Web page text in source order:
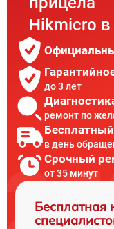
Hikmicro
до 3 лет
ремонт по
в день
Срочный
от 35 минут
Бесплатная